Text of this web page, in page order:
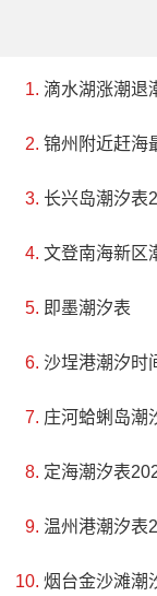
滴水湖涨潮退
锦州附近赶海
长兴岛潮汐表
文登南海新区
即墨潮汐表
沙埕港潮汐时
庄河蛤蜊岛潮
定海潮汐表
温州港潮汐表
烟台金沙滩潮